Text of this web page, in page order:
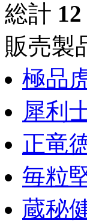
総計 12
販売製
極品
犀利
正竜
毎粒
蔵秘